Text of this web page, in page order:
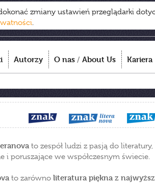
zmiany ustawień przeglądarki
.
Autorzy O nas / About Us Kariera
to zespół ludzi z pasją do
i poruszające we współczesnym świecie.
to zarówno literatura piękna z